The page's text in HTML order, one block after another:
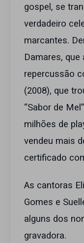
gospel, se
verdadeiro
marcantes.
Damares,
repercussão
(2008), que
“Sabor de
milhões de
vendeu mais
certificado
As cantoras
Gomes e
alguns dos
gravadora.